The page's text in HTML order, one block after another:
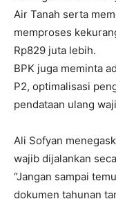
Air Tanah serta
memproses
Rp829 juta lebih.
BPK juga meminta
P2, optimalisasi
pendataan ulang
Ali Sofyan
wajib dijalankan
“Jangan sampai
dokumen tahunan